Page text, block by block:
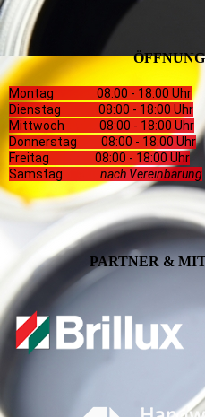
Montag 08:00 - 18:00 Uhr
Dienstag 08:00 - 18:00 Uhr
Mittwoch 08:00 - 18:00 Uhr
Donnerstag 08:00 - 18:00 Uhr
Freitag 08:00 - 18:00 Uhr
Samstag nach Vereinbarung
PARTNER &